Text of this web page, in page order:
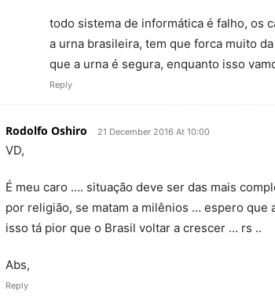
todo sistema de informática é falho, os
a urna brasileira, tem que forca muito
que a urna é segura, enquanto isso
Reply
Rodolfo Oshiro 21 December 2016 At 10:00
VD,
É meu caro …. situação deve ser das mais
por religião, se matam a milênios … espero que
isso tá pior que o Brasil voltar a crescer … rs ..
Abs,
Reply